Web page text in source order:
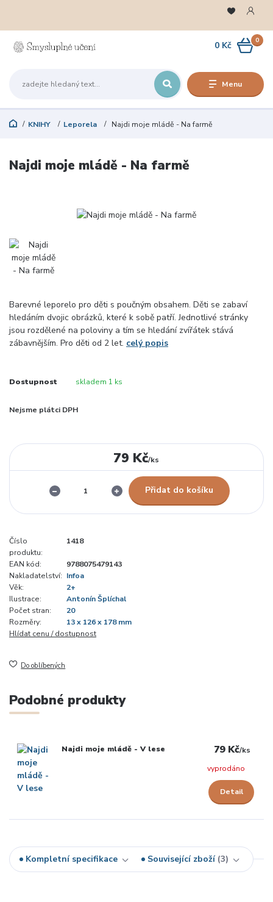
Menu
0
0 Kč
KNIHY Leporela Najdi moje mládě - Na farmě
Najdi moje mládě - Na farmě
Barevné leporelo pro děti s poučným obsahem. Děti se zabaví
hledáním dvojic obrázků, které k sobě patří. Jednotlivé stránky
jsou rozdělené na poloviny a tím se hledání zvířátek stává
zábavnějším. Pro děti od 2 let. celý popis
Dostupnost skladem 1 ks
Nejsme plátci DPH
79 Kč/ks
Přidat do košíku
Číslo
produktu:
1418
EAN kód:
9788075479143
Nakladatelství: Infoa
Věk:
2+
Ilustrace:
Antonín Šplíchal
Počet stran:
20
Rozměry:
13 x 126 x 178 mm
Hlídat cenu / dostupnost
Do oblíbených
Podobné produkty
Najdi moje mládě - V lese 79 Kč/ks
vyprodáno
Detail
Kompletní specifikace Související zboží 3